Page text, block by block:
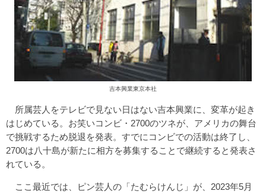
吉本興業東京本社
所属芸人をテレビで見ない日はない吉本興業に、変革が起き
はじめている。お笑いコンビ・2700のツネが、アメリカの舞台
で挑戦するため脱退を発表。すでにコンビでの活動は終了し、
2700は八十島が新たに相方を募集することで継続すると発表さ
れている。
ここ最近では、ピン芸人の「たむらけんじ」が、2023年5月